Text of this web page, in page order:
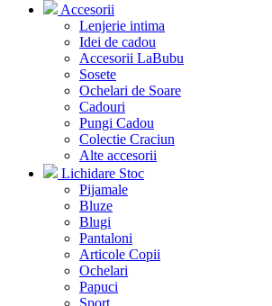
Accesorii
Lenjerie intima
Idei de cadou
Accesorii LaBubu
Sosete
Ochelari de Soare
Cadouri
Pungi Cadou
Colectie Craciun
Alte accesorii
Lichidare Stoc
Pijamale
Bluze
Blugi
Pantaloni
Articole Copii
Ochelari
Papuci
Sport